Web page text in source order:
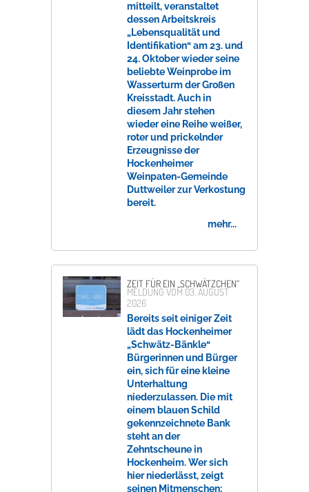
mitteilt, veranstaltet
dessen Arbeitskreis
„Lebensqualität und
Identifikation“ am 23. und
24. Oktober wieder seine
beliebte Weinprobe im
Wasserturm der Großen
Kreisstadt. Auch in
diesem Jahr stehen
wieder eine Reihe weißer,
roter und prickelnder
Erzeugnisse der
Hockenheimer
Weinpaten-Gemeinde
Duttweiler zur Verkostung
bereit.
mehr...
ZEIT FÜR EIN „SCHWÄTZCHEN“
MELDUNG VOM 03. AUGUST
2026
Bereits seit einiger Zeit
lädt das Hockenheimer
„Schwätz-Bänkle“
Bürgerinnen und Bürger
ein, sich für eine kleine
Unterhaltung
niederzulassen. Die mit
einem blauen Schild
gekennzeichnete Bank
steht an der
Zehntscheune in
Hockenheim. Wer sich
hier niederlässt, zeigt
seinen Mitmenschen: